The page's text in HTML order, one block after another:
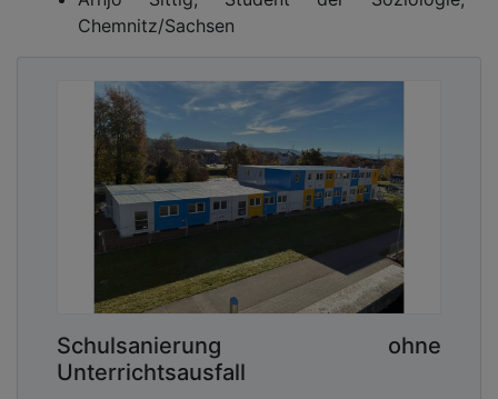
Chemnitz/Sachsen
Schulsanierung ohne
Unterrichtsausfall